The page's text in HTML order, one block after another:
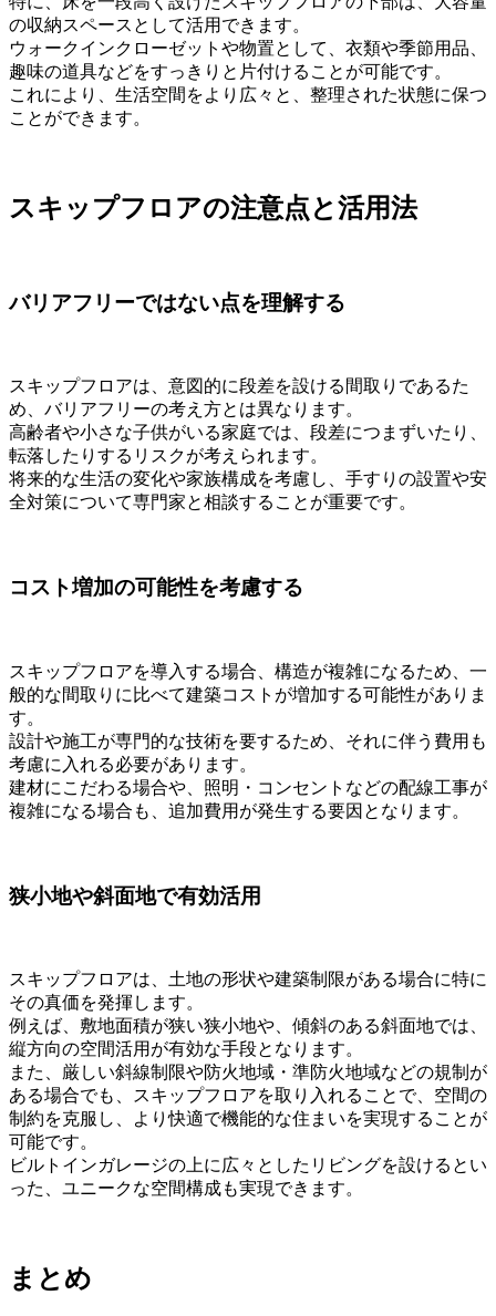
の収納スペースとして活用できます。
ウォークインクローゼットや物置として、衣類や季節用品、
趣味の道具などをすっきりと片付けることが可能です。
これにより、生活空間をより広々と、整理された状態に保つ
ことができます。
スキップフロアの注意点と活用法
バリアフリーではない点を理解する
スキップフロアは、意図的に段差を設ける間取りであるた
め、バリアフリーの考え方とは異なります。
高齢者や小さな子供がいる家庭では、段差につまずいたり、
転落したりするリスクが考えられます。
将来的な生活の変化や家族構成を考慮し、手すりの設置や安
全対策について専門家と相談することが重要です。
コスト増加の可能性を考慮する
スキップフロアを導入する場合、構造が複雑になるため、一
般的な間取りに比べて建築コストが増加する可能性がありま
す。
設計や施工が専門的な技術を要するため、それに伴う費用も
考慮に入れる必要があります。
建材にこだわる場合や、照明・コンセントなどの配線工事が
複雑になる場合も、追加費用が発生する要因となります。
狭小地や斜面地で有効活用
スキップフロアは、土地の形状や建築制限がある場合に特に
その真価を発揮します。
例えば、敷地面積が狭い狭小地や、傾斜のある斜面地では、
縦方向の空間活用が有効な手段となります。
また、厳しい斜線制限や防火地域・準防火地域などの規制が
ある場合でも、スキップフロアを取り入れることで、空間の
制約を克服し、より快適で機能的な住まいを実現することが
可能です。
ビルトインガレージの上に広々としたリビングを設けるとい
った、ユニークな空間構成も実現できます。
まとめ